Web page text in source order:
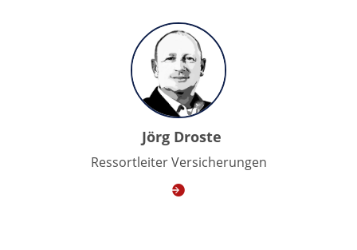
Jörg Droste
Ressortleiter Versicherungen